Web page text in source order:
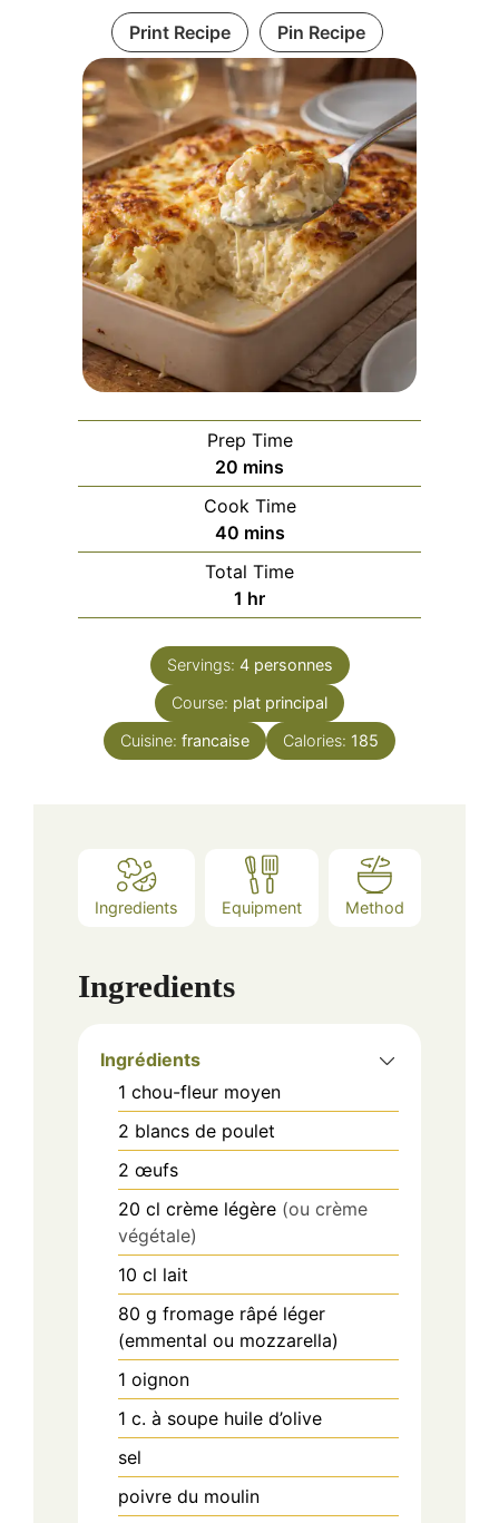
Print Recipe Pin Recipe
Prep Time
20 minutes
mins
Cook Time
40minutes
mins
Total Time
1 hour
hr
Servings: 4 personnes
Course: plat principal
Cuisine: francaise Calories: 185
Ingredients Equipment Method
Ingredients
Ingrédients
1 chou-fleur moyen
2 blancs de poulet
2 œufs
20 cl crème légère (ou crème
végétale)
10 cl lait
80 g fromage râpé léger
(emmental ou mozzarella)
1 oignon
1 c. à soupe huile d’olive
sel
poivre du moulin